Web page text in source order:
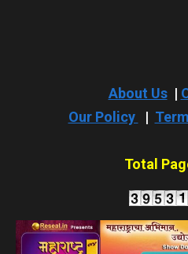
About Us|
Our Policy
|
Total